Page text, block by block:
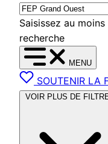
Saisissez au
recherche
MENU
SOUTENIR LA
VOIR PLUS DE